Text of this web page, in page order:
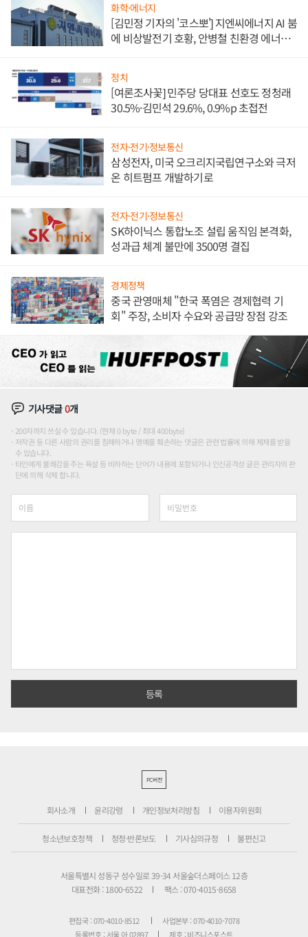
화학·에너지
[김민정 기자의 '코스뽀'] 지엔씨에너지 AI 붐
에 비상발전기 호황, 안병철 친환경 에너지
정치
[여론조사꽃] 민주당 당대표 선호도 정청래
30.5%·김민석 29.6%, 0.9%p 초접전
전자·전기·정보통신
삼성전자, 미국 오크리지국립연구소와 극저
온 히트펌프 개발하기로
전자·전기·정보통신
SK하이닉스 통합노조 설립 움직임 본격화,
성과급 체계 불만에 3500명 결집
경제정책
중국 관영매체 "한국 폭염은 경제협력 기
회" 주장, 소비자 수요와 공급망 장점 강조
기사댓글0개
200자까지 쓰실 수 있습니다. (현재 0 byte / 최대 400byte)
저작권 등 다른 사람의 권리를 침해하거나 명예를 훼손하는 댓글은 관련 법률에 의해 제재를 받을
수 있습니다.
타인에게 불쾌감을 주는 욕설 등 비하하는 단어가 내용에 포함되거나 인신공격성 글은 관리자의 판
단에 의해 삭제 합니다.
PC버전
회사소개 윤리강령 개인정보처리방침 이용자위원회
청소년보호정책 정정·반론보도 기사심의규정 불편신고
서울특별시 성동구 성수일로 39-34 서울숲더스페이스 12층
대표전화 : 1800-6522
팩스 : 070-4015-8658
편집국 : 070-4010-8512
사업본부 : 070-4010-7078
등록번호 : 서울 아 02897
제호 : 비즈니스포스트